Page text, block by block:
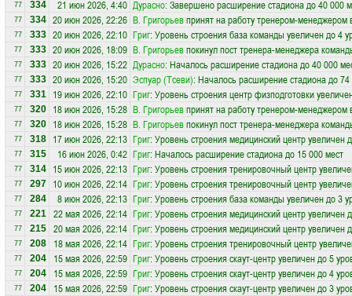
77 334 21 июн 2026, 4:40 Дурасно: Завершено расширение стадиона до 40 000
77 334 20 июн 2026, 22:26 В. Григорьевпринят на работу тренером-менеджером
77 333 20 июн 2026, 22:10 Григ: Уровень строения база команды увеличен до 4
77 333 20 июн 2026, 18:09 В. Григорьевпокинул пост тренера-менеджера
77 333 20 июн 2026, 15:22 Дурасно: Началось расширение стадиона до 40 000
77 333 20 июн 2026, 15:20 Эспуар (Тсеви): Началось расширение стадиона до 74
77 331 19 июн 2026, 22:10 Григ: Уровень строения центр физподготовки
77 320 18 июн 2026, 15:28 В. Григорьевпринят на работу тренером-менеджером
77 320 18 июн 2026, 15:28 В. Григорьевпокинул пост тренера-менеджера
77 318 17 июн 2026, 22:13 Григ: Уровень строения медицинский центр увеличен
77 315 16 июн 2026, 0:42 Григ: Началось расширение стадиона до 15 000 мест
77 314 15 июн 2026, 22:13 Григ: Уровень строения тренировочный центр
77 297 10 июн 2026, 22:14 Григ: Уровень строения тренировочный центр
77 284 8 июн 2026, 22:13 Григ: Уровень строения база команды увеличен до 3
77 221 22 мая 2026, 22:14 Григ: Уровень строения медицинский центр увеличен
77 215 20 мая 2026, 22:14 Григ: Уровень строения медицинский центр увеличен
77 208 18 мая 2026, 22:14 Григ: Уровень строения тренировочный центр
77 204 15 мая 2026, 22:59 Григ: Уровень строения скаут-центр увеличен до 5
77 204 15 мая 2026, 22:59 Григ: Уровень строения скаут-центр увеличен до 4
77 204 15 мая 2026, 22:59 Григ: Уровень строения скаут-центр увеличен до 3